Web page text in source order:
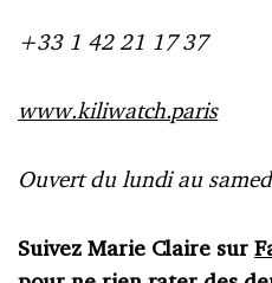
+33 1 42 21 17 37
www.kiliwatch.paris
Ouvert du lundi au
Suivez Marie Claire sur